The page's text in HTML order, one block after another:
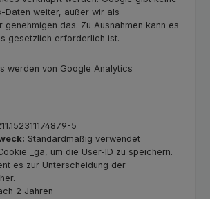
Daten weiter, außer wir als
das. Zu Ausnahmen kann es
gesetzlich erforderlich ist.
werden von Google Analytics
5
Standardmäßig verwendet
_ga, um die User-ID zu speichern.
es zur Unterscheidung der
2 Jahren